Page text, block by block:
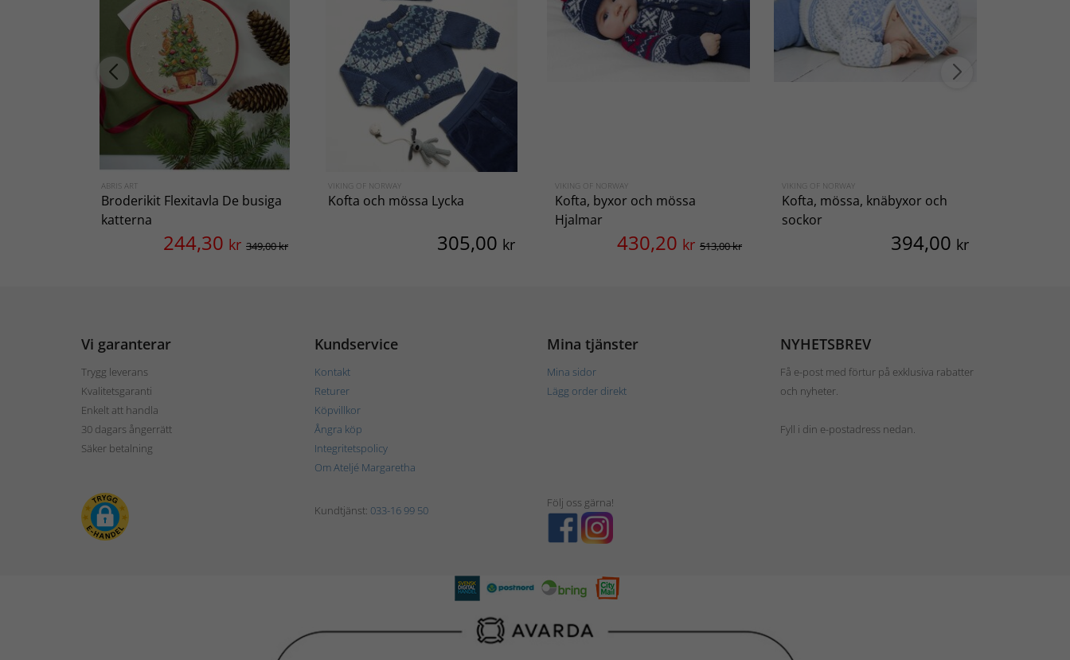
ABRIS ART
Broderikit Flexitavla De busiga
katterna
244,30 kr 349,00 kr
VIKING OF NORWAY
Kofta och mössa Lycka
305,00 kr
VIKING OF NORWAY
Kofta, byxor och mössa
Hjalmar
430,20 kr 513,00 kr
VIKING OF NORWAY
Kofta, mössa, knäbyxor och
sockor
394,00 kr
Vi garanterar
Trygg leverans
Kvalitetsgaranti
Enkelt att handla
30 dagars ångerrätt
Säker betalning
Kundservice
Kontakt
Returer
Köpvillkor
Ångra köp
Integritetspolicy
Om Ateljé Margaretha
Mina tjänster
Mina sidor
Lägg order direkt
NYHETSBREV
Få e-post med förtur på exklusiva rabatter
och nyheter.
Fyll i din e-postadress nedan.
Kundtjänst: 033-16 99 50
Följ oss gärna!